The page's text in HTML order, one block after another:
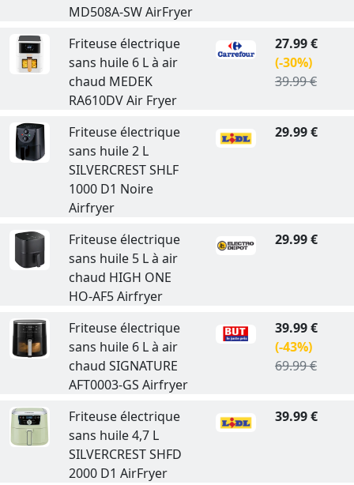
MD508A-SW AirFryer
Friteuse électrique
sans huile 6 L à air
chaud MEDEK
RA610DV Air Fryer
27.99 €
(-30%)
39.99 €
Friteuse électrique
sans huile 2 L
SILVERCREST SHLF
1000 D1 Noire
Airfryer
29.99 €
Friteuse électrique
sans huile 5 L à air
chaud HIGH ONE
HO-AF5 Airfryer
29.99 €
Friteuse électrique
sans huile 6 L à air
chaud SIGNATURE
AFT0003-GS Airfryer
39.99 €
(-43%)
69.99 €
Friteuse électrique
sans huile 4,7 L
SILVERCREST SHFD
2000 D1 AirFryer
39.99 €